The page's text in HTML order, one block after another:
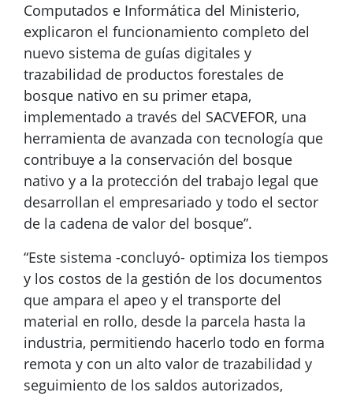
Computados e Informática del Ministerio,
explicaron el funcionamiento completo del
nuevo sistema de guías digitales y
trazabilidad de productos forestales de
bosque nativo en su primer etapa,
implementado a través del SACVEFOR, una
herramienta de avanzada con tecnología que
contribuye a la conservación del bosque
nativo y a la protección del trabajo legal que
desarrollan el empresariado y todo el sector
de la cadena de valor del bosque”.
“Este sistema -concluyó- optimiza los tiempos
y los costos de la gestión de los documentos
que ampara el apeo y el transporte del
material en rollo, desde la parcela hasta la
industria, permitiendo hacerlo todo en forma
remota y con un alto valor de trazabilidad y
seguimiento de los saldos autorizados,